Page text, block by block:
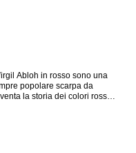
Abloh in rosso sono una
popolare scarpa da
la storia dei colori rosso
targhetta sotto lo swoosh e la
di Nike sull'intersuola.